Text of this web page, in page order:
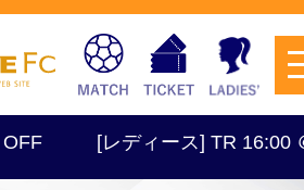
[レディース] TR 16:00 ＠